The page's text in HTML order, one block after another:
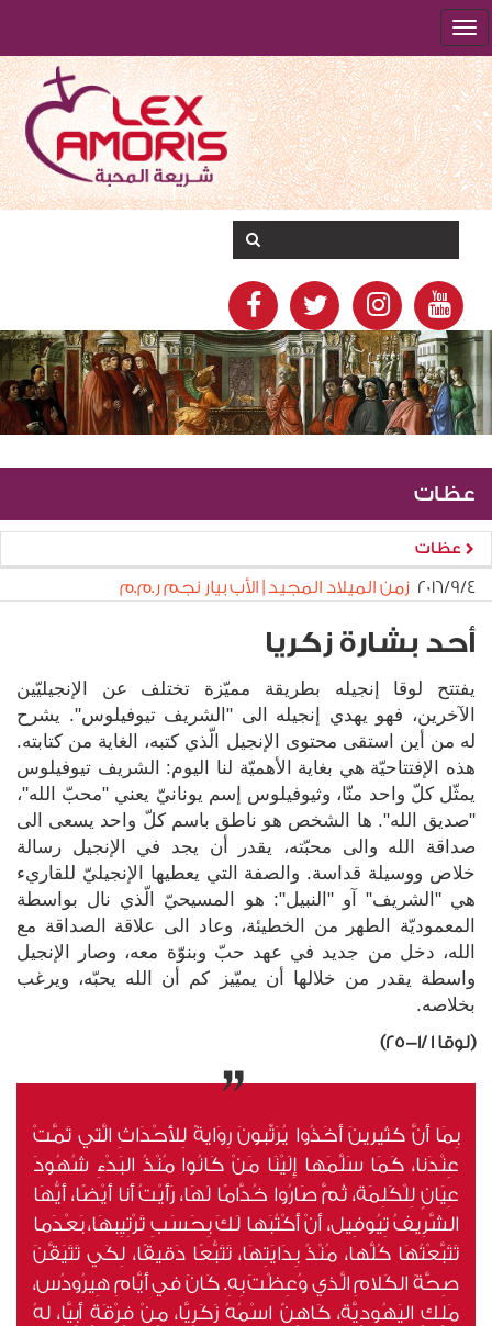
عظات
عظات
٤‏/٩‏/٢٠١٦ زمن الميلاد المجيد | الأب بيار نجم ر.م.م
أحد بشارة زكريا
يفتتح لوقا إنجيله بطريقة مميّزة تختلف عن الإنجيليّين
الآخرين، فهو يهدي إنجيله الى "الشريف تيوفيلوس". يشرح
له من أين استقى محتوى الإنجيل الّذي كتبه، الغاية من كتابته.
هذه الإفتتاحيّة هي بغاية الأهميّة لنا اليوم: الشريف تيوفيلوس
يمثّل كلّ واحد منّا، وثيوفيلوس إسم يونانيّ يعني "محبّ الله"،
"صديق الله". ها الشخص هو ناطق باسم كلّ واحد يسعى الى
صداقة الله والى محبّته، يقدر أن يجد في الإنجيل رسالة
خلاص ووسيلة قداسة. والصفة التي يعطيها الإنجيليّ للقاريء
هي "الشريف" آو "النبيل": هو المسيحيّ الّذي نال بواسطة
المعموديّة الطهر من الخطيئة، وعاد الى علاقة الصداقة مع
الله، دخل من جديد في عهد حبّ وبنوّة معه، وصار الإنجيل
واسطة يقدر من خلالها أن يميّيز كم أن الله يحبّه، ويرغب
بخلاصه.
(لوقا 1 /1-25)
بِمَا أَنَّ كثيرينَ أَخَذُوا يُرَتِّبونَ رِوَايةً لِلأَحْدَاثِ الَّتي تَمَّتْ
عِنْدَنا، كَمَا سَلَّمَها إِلَيْنَا مَنْ كَانُوا مُنْذُ البَدْءِ شُهُودَ
عِيَانٍ لِلْكَلِمَة، ثُمَّ صَارُوا خُدَّامًا لَهَا، رَأَيْتُ أَنا أَيْضًا، أَيُّهَا
الشَّرِيفُ تِيُوفِيل، أَنْ أَكْتُبَها لَكَ بِحَسَبِ تَرْتِيِبهَا، بَعْدَما
تَتَبَّعْتُهَا كُلَّها، مُنْذُ بِدَايَتِهَا، تَتَبُّعًا دَقيقًا، لِكَي تَتَيَقَّنَ
صِحَّةَ الكَلامِ الَّذي وُعِظْتَ بِهِ. كَانَ في أَيَّامِ هِيرُودُس،
مَلِكِ اليَهُودِيَّة، كَاهِنٌ اسْمُهُ زَكَرِيَّا، مِنْ فِرْقَةِ أَبِيَّا، لهُ